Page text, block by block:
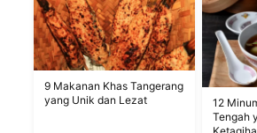
9 Makanan Khas Tangerang
yang Unik dan Lezat
12
Tengah